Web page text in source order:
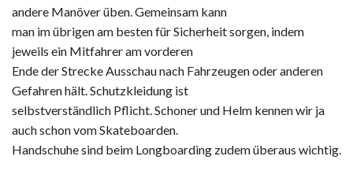
andere Manöver üben. Gemeinsam kann
man im übrigen am besten für Sicherheit sorgen, indem
jeweils ein Mitfahrer am vorderen
Ende der Strecke Ausschau nach Fahrzeugen oder anderen
Gefahren hält. Schutzkleidung ist
selbstverständlich Pflicht. Schoner und Helm kennen wir ja
auch schon vom Skateboarden.
Handschuhe sind beim Longboarding zudem überaus wichtig.